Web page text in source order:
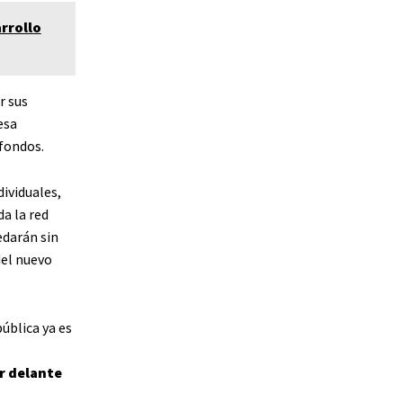
sus
la red
sin
nuevo
ya es
delante